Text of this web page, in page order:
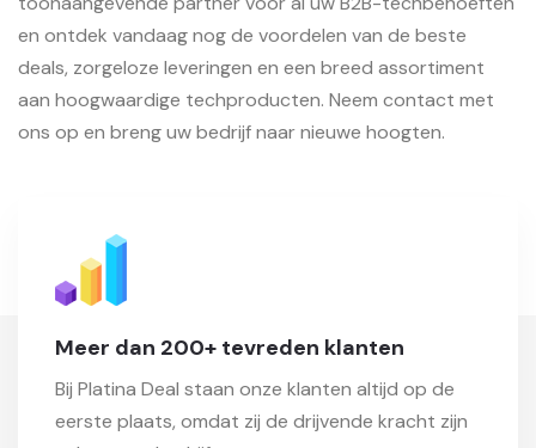
en ontdek vandaag nog de voordelen van de beste
deals, zorgeloze leveringen en een breed assortiment
aan hoogwaardige techproducten. Neem contact met
ons op en breng uw bedrijf naar nieuwe hoogten.
Meer dan 200+ tevreden klanten
Bij Platina Deal staan onze klanten altijd op de
eerste plaats, omdat zij de drijvende kracht zijn